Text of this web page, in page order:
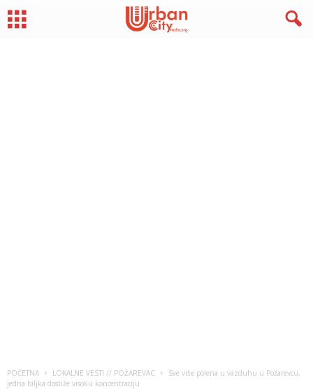
POČETNA LOKALNE VESTI // POŽAREVAC
Sve više polena u vazduhu u Požarevcu,
jedna biljka dostiže visoku koncentraciju